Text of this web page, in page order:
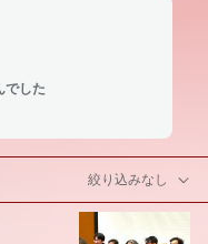
でした
絞り込みなし